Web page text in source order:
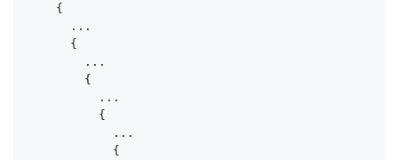
    {
      ...
      {
        ...
        {
          ...
          {
            ...
            {